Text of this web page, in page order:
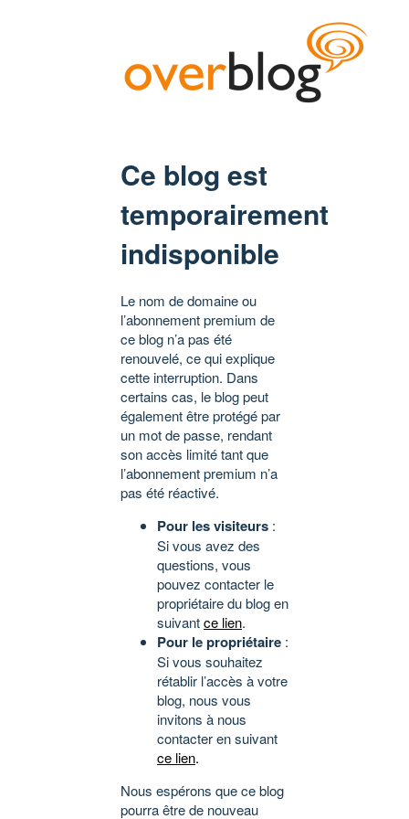
Ce blog est
temporairement
indisponible
Le nom de domaine ou
l’abonnement premium de
ce blog n’a pas été
renouvelé, ce qui explique
cette interruption. Dans
certains cas, le blog peut
également être protégé par
un mot de passe, rendant
son accès limité tant que
l’abonnement premium n’a
pas été réactivé.
Pour les visiteurs :
Si vous avez des
questions, vous
pouvez contacter le
propriétaire du blog en
suivantce lien.
Pour le propriétaire :
Si vous souhaitez
rétablir l’accès à votre
blog, nous vous
invitons à nous
contacter en suivant
ce lien.
Nous espérons que ce blog
pourra être de nouveau